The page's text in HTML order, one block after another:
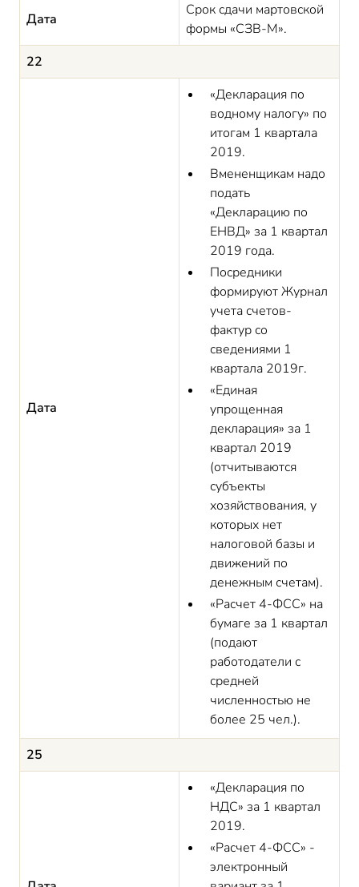
Дата
Срок сдачи мартовской
формы «СЗВ-М».
22
Дата
«Декларация по
водному налогу» по
итогам 1 квартала
2019.
Вмененщикам надо
подать
«Декларацию по
ЕНВД» за 1 квартал
2019 года.
Посредники
формируют Журнал
учета счетов-
фактур со
сведениями 1
квартала 2019г.
«Единая
упрощенная
декларация» за 1
квартал 2019
(отчитываются
субъекты
хозяйствования, у
которых нет
налоговой базы и
движений по
денежным счетам).
«Расчет 4-ФСС» на
бумаге за 1 квартал
(подают
работодатели с
средней
численностью не
более 25 чел.).
25
«Декларация по
НДС» за 1 квартал
2019.
«Расчет 4-ФСС» -
электронный